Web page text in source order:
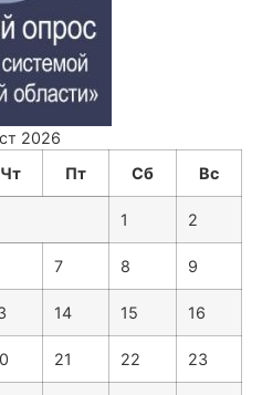
2026
Чт Пт Сб Вс
1 2
7 8 9
14 15 16
21 22 23